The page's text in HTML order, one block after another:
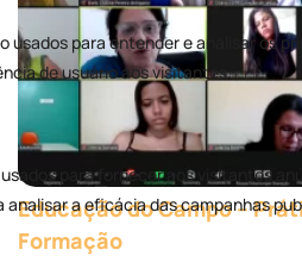
Educação do Campo –
Formação